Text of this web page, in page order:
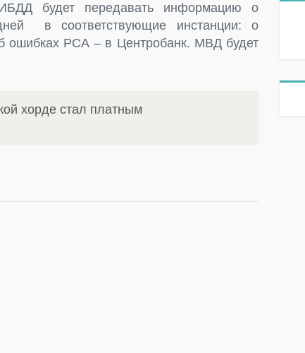
будет передавать информацию о
в соответствующие инстанции: о
ошибках РСА – в Центробанк. МВД будет
хорде стал платным